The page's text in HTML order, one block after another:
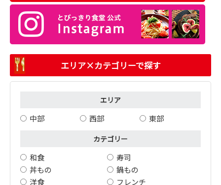
エリア×カテゴリーで探す
エリア
中部 西部 東部
カテゴリー
和食
寿司
丼もの
鍋もの
洋食
フレンチ